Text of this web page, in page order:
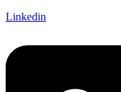
Linkedin